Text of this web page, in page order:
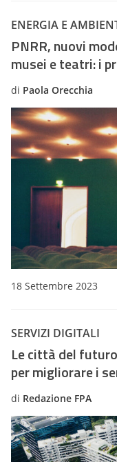
ENERGIA E
PNRR, nuovi
musei e teatri: i
di Paola Orecchia
18 Settembre 2023
SERVIZI DIGITALI
Le città del
per migliorare i
di Redazione FPA